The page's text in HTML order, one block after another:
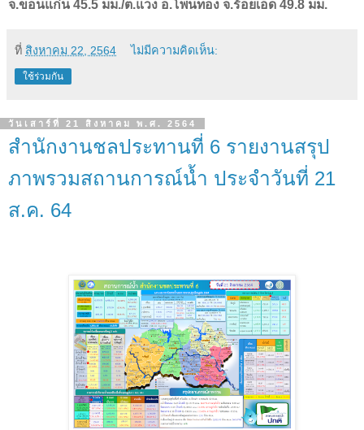
จ.ขอนแก่น 45.5 มม./ต.แวง อ.โพนทอง จ.ร้อยเอ็ด 49.8 มม.
ที่ สิงหาคม 22, 2564 ไม่มีความคิดเห็น:
ใช้ร่วมกัน
วันเสาร์ที่ 21 สิงหาคม พ.ศ. 2564
สำนักงานชลประทานที่ 6 รายงานสรุป
ภาพรวมสถานการณ์น้ำ ประจำวันที่ 21
ส.ค. 64